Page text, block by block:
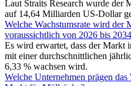
Laut Straits Research wurde der
auf 14,64 Milliarden US-Dollar
Welche Wachstumsrate wird der
voraussichtlich von 2026 bis
Es wird erwartet, dass der Markt
mit einer durchschnittlichen
6,33 % wachsen wird.
Welche Unternehmen prägen